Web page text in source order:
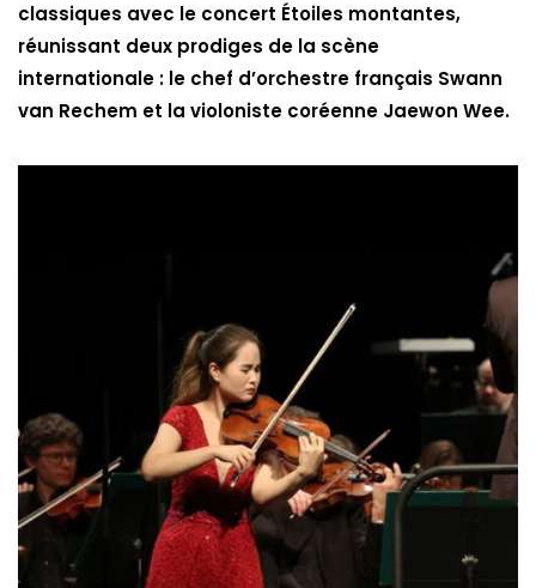
classiques avec le concert Étoiles montantes,
réunissant deux prodiges de la scène
internationale : le chef d’orchestre français Swann
van Rechem et la violoniste coréenne Jaewon Wee.